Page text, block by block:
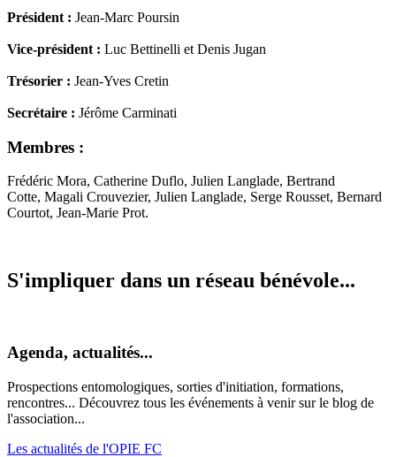
Président : Jean-Marc Poursin
Vice-président : Luc Bettinelli et Denis Jugan
Trésorier : Jean-Yves Cretin
Secrétaire : Jérôme Carminati
Membres :
Frédéric Mora, Catherine Duflo, Julien Langlade, Bertrand
Cotte, Magali Crouvezier, Julien Langlade, Serge Rousset, Bernard
Courtot, Jean-Marie Prot.
S'impliquer dans un réseau bénévole...
Agenda, actualités...
Prospections entomologiques, sorties d'initiation, formations,
rencontres... Découvrez tous les événements à venir sur le blog de
l'association...
Les actualités de l'OPIE FC